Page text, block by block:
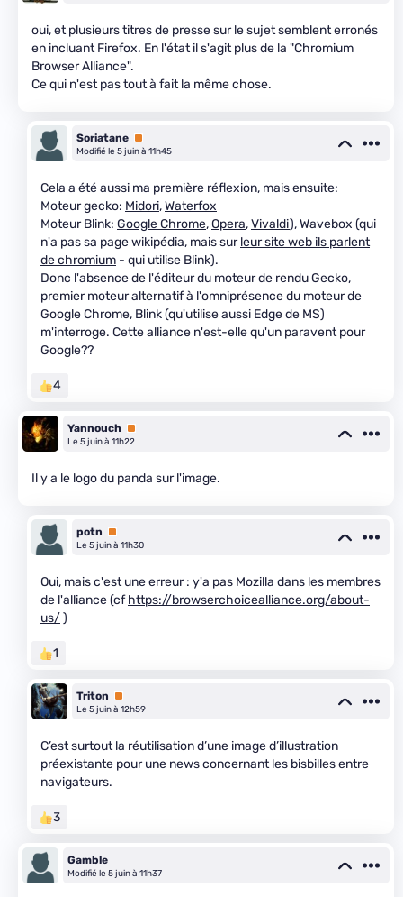
oui, et plusieurs titres de presse sur le sujet semblent erronés
en incluant Firefox. En l'état il s'agit plus de la "Chromium
Browser Alliance".
Ce qui n'est pas tout à fait la même chose.
Soriatane Premium
Modifié le 5 juin à 11h45
Cela a été aussi ma première réflexion, mais ensuite:
Moteur gecko: Midori,Waterfox
Moteur Blink: Google Chrome,Opera,Vivaldi), Wavebox (qui
n'a pas sa page wikipédia, mais surleur site web ils parlent
de chromium - qui utilise Blink).
Donc l'absence de l'éditeur du moteur de rendu Gecko,
premier moteur alternatif à l'omniprésence du moteur de
Google Chrome, Blink (qu'utilise aussi Edge de MS)
m'interroge. Cette alliance n'est-elle qu'un paravent pour
Google??
4
Yannouch Premium
Le 5 juin à 11h22
Il y a le logo du panda sur l'image.
potn
Premium
Le 5 juin à 11h30
Oui, mais c'est une erreur : y'a pas Mozilla dans les membres
de l'alliance (cfhttps://browserchoicealliance.org/about-
us/)
1
Triton
Premium
Le 5 juin à 12h59
C’est surtout la réutilisation d’une image d’illustration
préexistante pour une news concernant les bisbilles entre
navigateurs.
3
Gamble
Modifié le 5 juin à 11h37